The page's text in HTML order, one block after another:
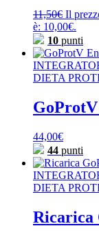
11,50€ Il
è: 10,00€.
10 punti
DIETA
44,00€
44 punti
DIETA
Ricarica